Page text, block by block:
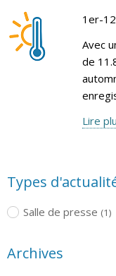
1er-
Avec
de
Lire
Types
Salle de presse (1)
Archives